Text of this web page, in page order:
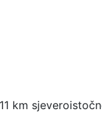
km